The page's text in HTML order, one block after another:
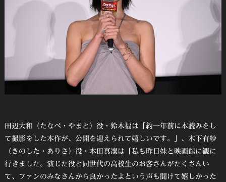
田辺大和（たなべ・やまと）役・鈴木福は「約一年前に本読みをし
て撮影をした本作が、公開を迎えられて嬉しいです。」、木下有紗
（きのした・ありさ）役・本田真凜は「私も昨日妹と映画館に観に
行きました。演じた役と同世代の高校生のお客さんがたくさんい
て、ファンのみなさんから良かったよという声も聞けて嬉しかった